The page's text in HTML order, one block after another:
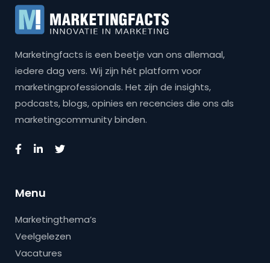
Marketingfacts is een beetje van ons allemaal,
iedere dag vers. Wij zijn hét platform voor
marketingprofessionals. Het zijn de insights,
podcasts, blogs, opinies en recencies die ons als
marketingcommunity binden.
Menu
Marketingthema’s
Veelgelezen
Vacatures